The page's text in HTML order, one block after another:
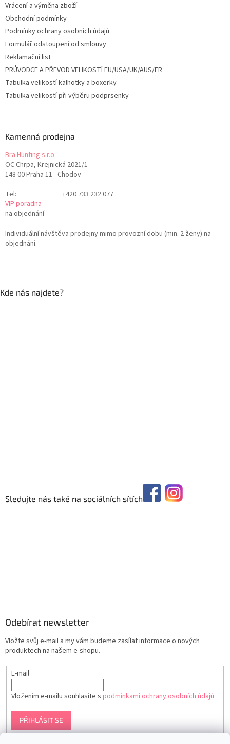
Vrácení a výměna zboží
Obchodní podmínky
Podmínky ochrany osobních údajů
Formulář odstoupení od smlouvy
Reklamační list
PRŮVODCE A PŘEVOD VELIKOSTÍ EU/USA/UK/AUS/FR
Tabulka velikostí kalhotky a boxerky
Tabulka velikostí při výběru podprsenky
Kamenná prodejna
Bra Hunting s.r.o.
OC Chrpa, Krejnická 2021/1
148 00 Praha 11 - Chodov
Tel:
+420 733 232 077
VIP poradna
na objednání
Individuální návštěva prodejny mimo provozní dobu (min. 2 ženy) na
objednání.
Kde nás najdete?
Sledujte nás také na sociálních sítích
Odebírat newsletter
Vložte svůj e-mail a my vám budeme zasílat informace o nových
produktech na našem e-shopu.
E-mail
Vložením e-mailu souhlasíte s podmínkami ochrany osobních údajů
PŘIHLÁSIT SE